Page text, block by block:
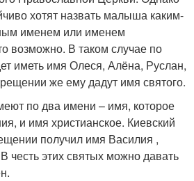
хотят назвать малыша каким-
именем или именем
возможно. В таком случае по
иметь имя Олеся, Алёна, Руслан,
же ему дадут имя святого.
по два имени – имя, которое
и имя христианское. Киевский
получил имя Василия ,
честь этих святых можно давать